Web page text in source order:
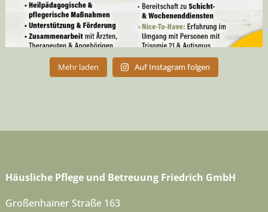
Mehr laden Auf Instagram folgen
Häusliche Pflege und Betreuung Friedrich GmbH
Großenhainer Straße 163